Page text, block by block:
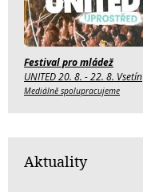
Festival pro mládež
UNITED 20. 8. - 22. 8. Vsetín
Mediálně spolupracujeme
Aktuality